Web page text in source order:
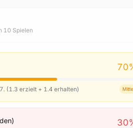
10 Spielen
70
(1.3 erzielt + 1.4 erhalten)
30